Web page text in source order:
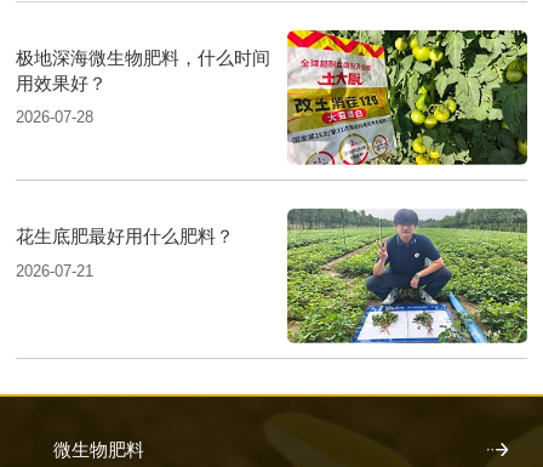
极地深海微生物肥料，什么时间
用效果好？
2026-07-28
花生底肥最好用什么肥料？
2026-07-21
微生物肥料